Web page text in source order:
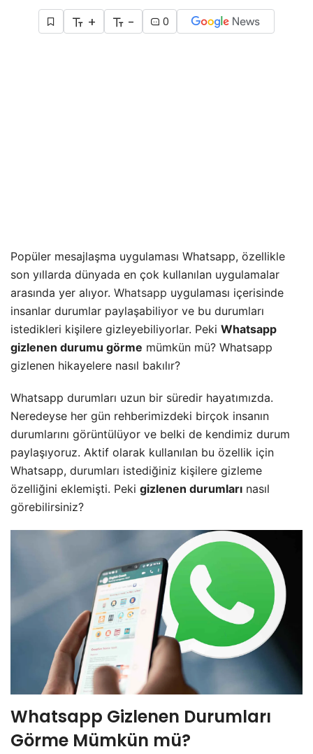
+ - 0
Popüler mesajlaşma uygulaması Whatsapp, özellikle
son yıllarda dünyada en çok kullanılan uygulamalar
arasında yer alıyor. Whatsapp uygulaması içerisinde
insanlar durumlar paylaşabiliyor ve bu durumları
istedikleri kişilere gizleyebiliyorlar. Peki Whatsapp
gizlenen durumu görme mümkün mü? Whatsapp
gizlenen hikayelere nasıl bakılır?
Whatsapp durumları uzun bir süredir hayatımızda.
Neredeyse her gün rehberimizdeki birçok insanın
durumlarını görüntülüyor ve belki de kendimiz durum
paylaşıyoruz. Aktif olarak kullanılan bu özellik için
Whatsapp, durumları istediğiniz kişilere gizleme
özelliğini eklemişti. Peki gizlenen durumları nasıl
görebilirsiniz?
Whatsapp Gizlenen Durumları
Görme Mümkün mü?